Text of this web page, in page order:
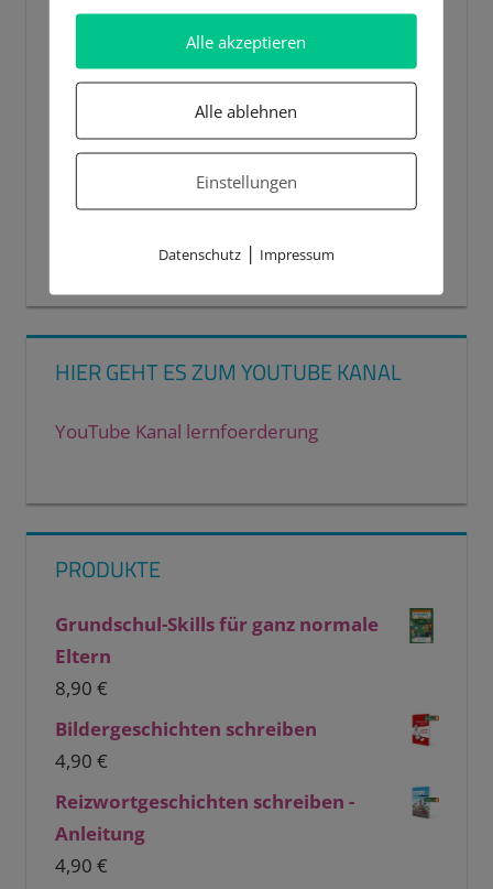
HIER GEHT ES ZUM YOUTUBE KANAL
YouTube Kanal lernfoerderung
PRODUKTE
Grundschul-Skills für ganz normale
Eltern
8,90 €
Bildergeschichten schreiben
4,90 €
Reizwortgeschichten schreiben -
Anleitung
4,90 €
Alle akzeptieren
Alle ablehnen
Einstellungen
Datenschutz| Impressum